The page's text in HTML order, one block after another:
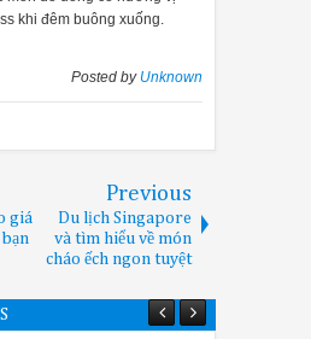
khi đêm buông xuống.
Posted by Unknown
giá
Previous
Du lịch Singapore
và tìm hiểu về món
cháo ếch ngon tuyệt